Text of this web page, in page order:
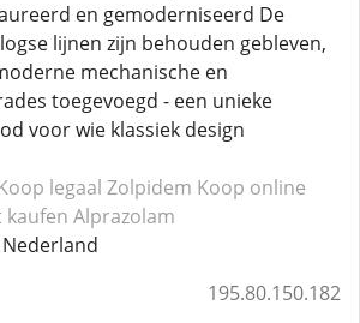
en gemoderniseerd De
lijnen zijn behouden gebleven,
mechanische en
toegevoegd - een unieke
voor wie klassiek design
legaal Zolpidem Koop online
kaufen Alprazolam
195.80.150.182